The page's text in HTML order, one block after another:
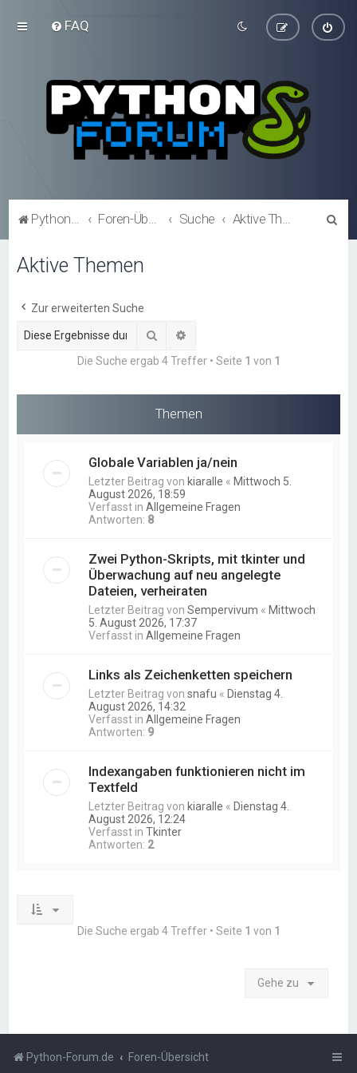
FAQ
Python-Forum.de Suche
Aktive Themen
Zur erweiterten Suche
Suche
Die Suche ergab 4 Treffer • Seite 1 von 1
Themen
Globale Variablen ja/nein
Letzter Beitrag von kiaralle « Mittwoch 5.
August 2026, 18:59
Verfasst inAllgemeine Fragen
Antworten: 8
Zwei Python-Skripts, mit tkinter und
Überwachung auf neu angelegte
Dateien, verheiraten
Letzter Beitrag vonSempervivum « Mittwoch
5. August 2026, 17:37
Verfasst inAllgemeine Fragen
Links als Zeichenketten speichern
Letzter Beitrag vonsnafu « Dienstag 4.
August 2026, 14:32
Verfasst inAllgemeine Fragen
Antworten: 9
Indexangaben funktionieren nicht im
Textfeld
Letzter Beitrag von kiaralle « Dienstag 4.
August 2026, 12:24
Verfasst inTkinter
Antworten: 2
Die Suche ergab 4 Treffer • Seite 1 von 1
Gehe zu
Python-Forum.de Foren-Übersicht